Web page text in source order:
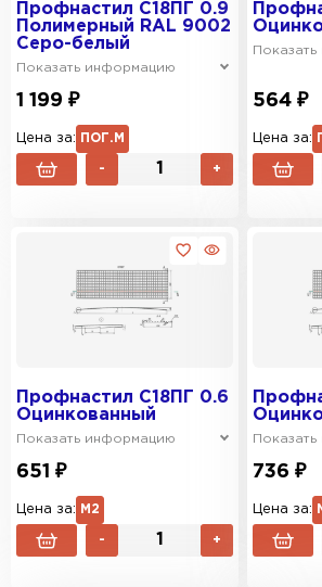
Профнастил C18ПГ 0.9
Полимерный RAL 9002
Серо-белый
Показать информацию
1 199 ₽
Цена за: ПОГ.М
- +
564 ₽
Цена за:
Профнастил C18ПГ 0.6
Оцинкованный
Показать информацию
651 ₽
Цена за: М2
- +
736 ₽
Цена за: